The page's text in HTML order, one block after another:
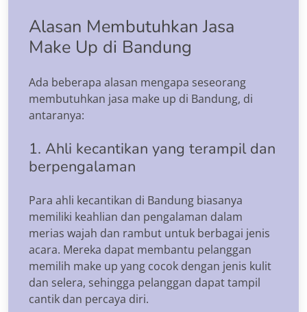
Alasan Membutuhkan Jasa
Make Up di Bandung
Ada beberapa alasan mengapa seseorang
membutuhkan jasa make up di Bandung, di
antaranya:
1. Ahli kecantikan yang terampil dan
berpengalaman
Para ahli kecantikan di Bandung biasanya
memiliki keahlian dan pengalaman dalam
merias wajah dan rambut untuk berbagai jenis
acara. Mereka dapat membantu pelanggan
memilih make up yang cocok dengan jenis kulit
dan selera, sehingga pelanggan dapat tampil
cantik dan percaya diri.